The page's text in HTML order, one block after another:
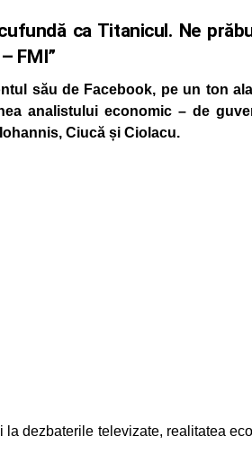
ca Titanicul. Ne
FMI”
său de Facebook, pe un ton
analistului economic – de
Ciucă și Ciolacu.
dezbaterile televizate, realitatea